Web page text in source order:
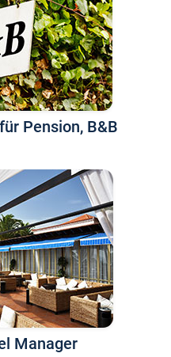
Pension, B&B
Manager